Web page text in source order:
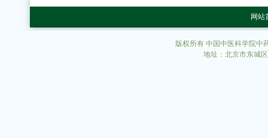
网站
版权所有 中国中医科学院中
地址：北京市东城